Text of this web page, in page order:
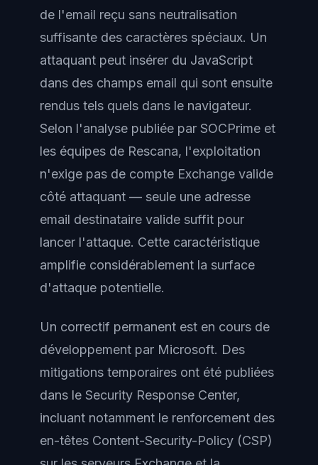
de l'email reçu sans neutralisation
suffisante des caractères spéciaux. Un
attaquant peut insérer du JavaScript
dans des champs email qui sont ensuite
rendus tels quels dans le navigateur.
Selon l'analyse publiée par SOCPrime et
les équipes de Rescana, l'exploitation
n'exige pas de compte Exchange valide
côté attaquant — seule une adresse
email destinataire valide suffit pour
lancer l'attaque. Cette caractéristique
amplifie considérablement la surface
d'attaque potentielle.
Un correctif permanent est en cours de
développement par Microsoft. Des
mitigations temporaires ont été publiées
dans le Security Response Center,
incluant notamment le renforcement des
en-têtes Content-Security-Policy (CSP)